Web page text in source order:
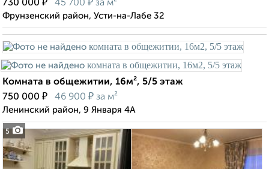
730 000 ₽ 45 700 ₽ за м²
Фрунзенский район, Усти-на-Лабе 32
5
Комната в общежитии, 16м², 5/5 этаж
750 000 ₽ 46 900 ₽ за м²
Ленинский район, 9 Января 4А